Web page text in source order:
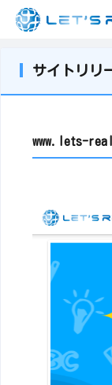
サイトリリ
www.lets-